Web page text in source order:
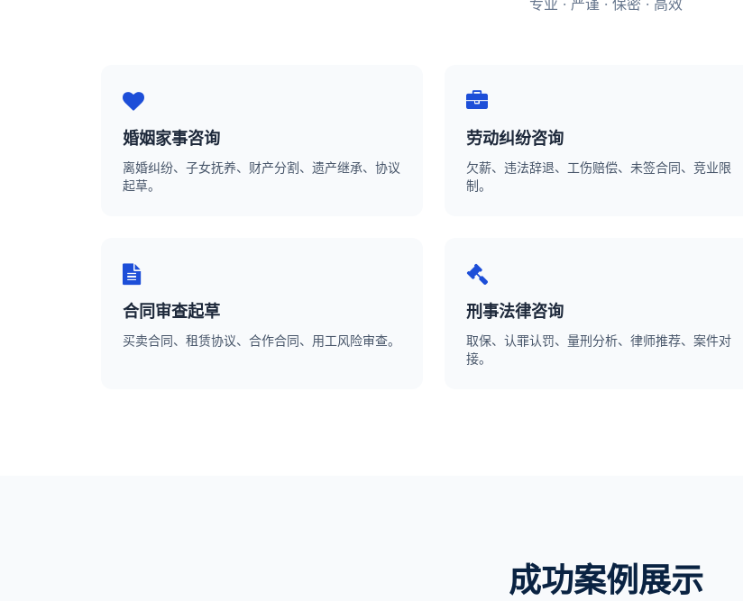
专业 · 严谨 · 保密 · 高效
婚姻家事咨询
离婚纠纷、子女抚养、财产分割、遗产继承、协议
起草。
劳动纠纷咨询
欠薪、违法辞退、工伤赔偿、未签合同、竞业限
制。
合同审查起草
买卖合同、租赁协议、合作合同、用工风险审查。
刑事法律咨询
取保、认罪认罚、量刑分析、律师推荐、案件对
接。
成功案例展示